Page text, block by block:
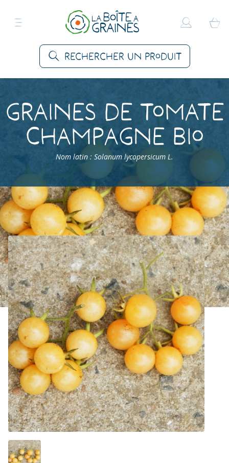
Rechercher un produit
Graines de Tomate
Champagne Bio
Nom latin : Solanum lycopersicum L.
Accueil > Produits > Graines Légumes > Tomates
Tomate Champagne Bio